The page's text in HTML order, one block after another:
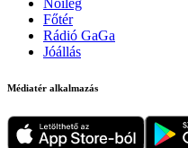
Nőileg
Főtér
Rádió GaGa
Jóállás
Médiatér alkalmazás